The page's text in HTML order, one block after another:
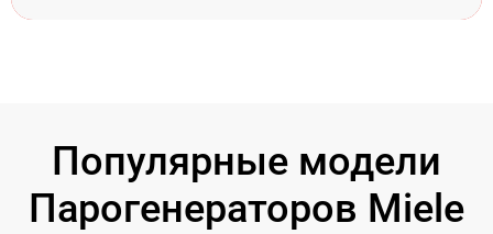
Популярные модели
Парогенераторов Miele